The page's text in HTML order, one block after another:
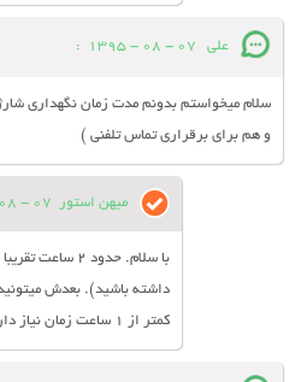
علی 07 - 08 - 1395
:
سلام میخواستم بدونم مدت زمان نگهداری
و هم برای برقراری تماس تلفنی )
میهن استور 07 - 08 - 1395
با سلام. حدود
داشته باشید). بعدش
کمتر از 1 ساعت زمان نیاز داره.